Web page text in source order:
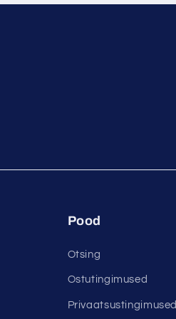
Pood
Otsing
Ostutingimused
Privaatsustingimused